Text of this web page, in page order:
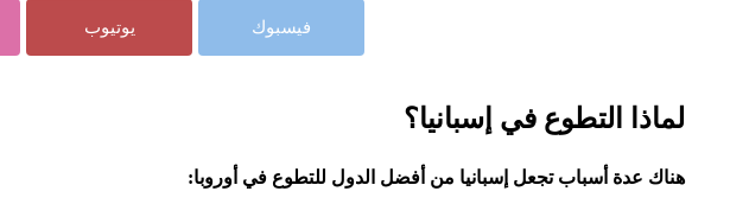
فيسبوك يوتيوب
لماذا التطوع في إسبانيا؟
هناك عدة أسباب تجعل إسبانيا من أفضل الدول للتطوع في أوروبا: